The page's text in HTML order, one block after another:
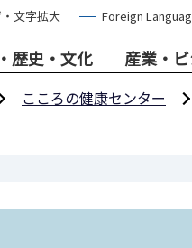
文字拡大 Foreign
歴史・文化 産業・
こころの健康センター